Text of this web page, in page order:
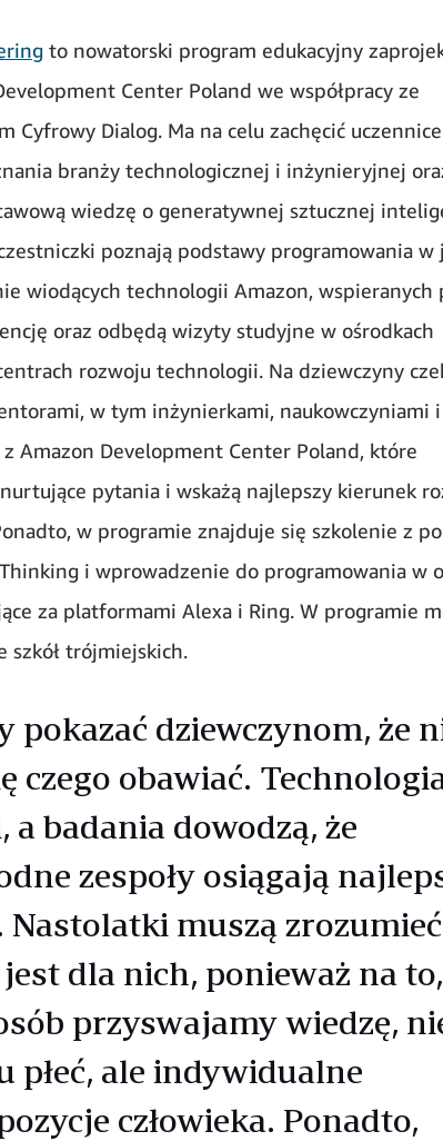
to nowatorski program edukacyjny
Center Poland we współpracy ze
Cyfrowy Dialog. Ma na celu zachęcić uczennice
branży technologicznej i inżynieryjnej
wiedzę o generatywnej sztucznej
poznają podstawy programowania w
wiodących technologii Amazon, wspieranych
oraz odbędą wizyty studyjne w ośrodkach
rozwoju technologii. Na dziewczyny
w tym inżynierkami, naukowczyniami i
Amazon Development Center Poland, które
pytania i wskażą najlepszy kierunek
w programie znajduje się szkolenie z
i wprowadzenie do programowania w
za platformami Alexa i Ring. W programie
szkół trójmiejskich.
pokazać dziewczynom, że
czego obawiać.
a badania dowodzą, że
zespoły osiągają
muszą
dla nich, ponieważ na
przyswajamy wiedzę,
płeć, ale indywidualne
człowieka. Ponadto,